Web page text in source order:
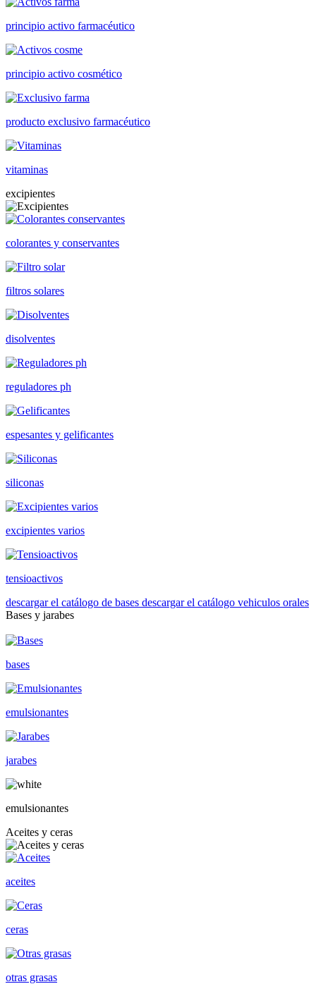
principio activo farmacéutico
principio activo cosmético
producto exclusivo farmacéutico
vitaminas
excipientes
colorantes y conservantes
filtros solares
disolventes
reguladores ph
espesantes y gelificantes
siliconas
excipientes varios
tensioactivos
descargar el catálogo de bases descargar el catálogo vehiculos orales
Bases y jarabes
bases
emulsionantes
jarabes
emulsionantes
Aceites y ceras
aceites
ceras
otras grasas